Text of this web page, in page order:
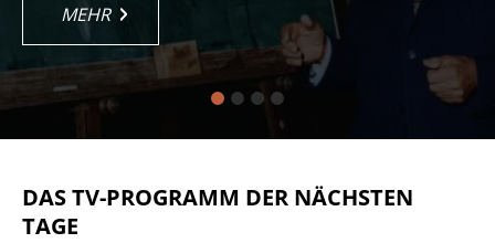
MEHR
MEHR
MEHR
MEHR
MEHR
MEHR
DAS TV-PROGRAMM DER NÄCHSTEN
TAGE